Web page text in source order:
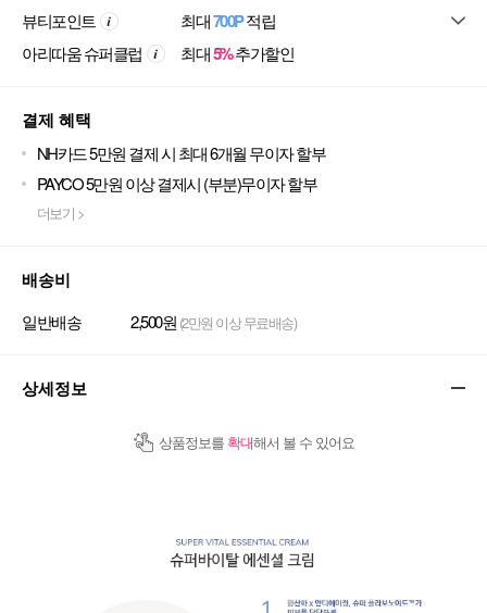
뷰티포인트 최대700P적립
아리따움 슈퍼클럽
최대5%추가할인
결제 혜택
NH카드 5만원 결제 시 최대 6개월 무이자 할부
PAYCO 5만원 이상 결제시 (부분)무이자 할부
더보기 >
배송비
일반배송 2,500원 (2만원 이상 무료배송)
상세정보
상품정보를 확대해서 볼 수 있어요